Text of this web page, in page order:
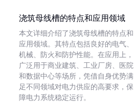
浇筑母线槽的特点和应用领域
本文详细介绍了浇筑母线槽的特点和
应用领域。其特点包括良好的电气、
机械、防火和防护性能。在应用上，
广泛用于商业建筑、工业厂房、医院
和数据中心等场所，凭借自身优势满
足不同领域对电力供应的高要求，保
障电力系统稳定运行。